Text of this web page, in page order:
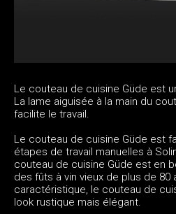
Le couteau de cuisine Güde est
La lame aiguisée à la main du
facilite le travail.
Le couteau de cuisine Güde est
étapes de travail manuelles à
couteau de cuisine Güde est en
des fûts à vin vieux de plus de 80
caractéristique, le couteau de
look rustique mais élégant.